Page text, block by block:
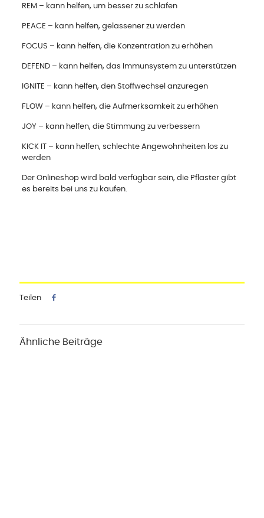
REM – kann helfen, um besser zu schlafen
PEACE – kann helfen, gelassener zu werden
FOCUS – kann helfen, die Konzentration zu erhöhen
DEFEND – kann helfen, das Immunsystem zu unterstützen
IGNITE – kann helfen, den Stoffwechsel anzuregen
FLOW – kann helfen, die Aufmerksamkeit zu erhöhen
JOY – kann helfen, die Stimmung zu verbessern
KICK IT – kann helfen, schlechte Angewohnheiten los zu
werden
Der Onlineshop wird bald verfügbar sein, die Pflaster gibt
es bereits bei uns zu kaufen.
Teilen
Ähnliche Beiträge